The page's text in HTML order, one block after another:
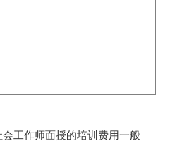
工作师面授的培训费用一般